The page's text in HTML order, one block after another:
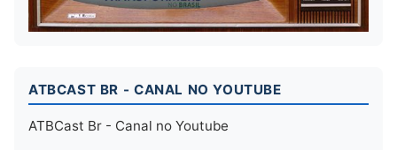
ATBCAST BR - CANAL NO YOUTUBE
ATBCast Br - Canal no Youtube